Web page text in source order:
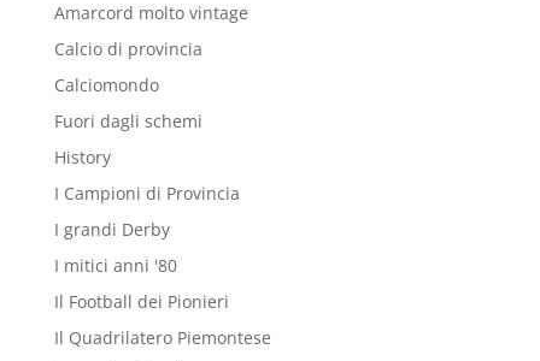
Amarcord molto vintage
Calcio di provincia
Calciomondo
Fuori dagli schemi
History
I Campioni di Provincia
I grandi Derby
I mitici anni '80
Il Football dei Pionieri
Il Quadrilatero Piemontese